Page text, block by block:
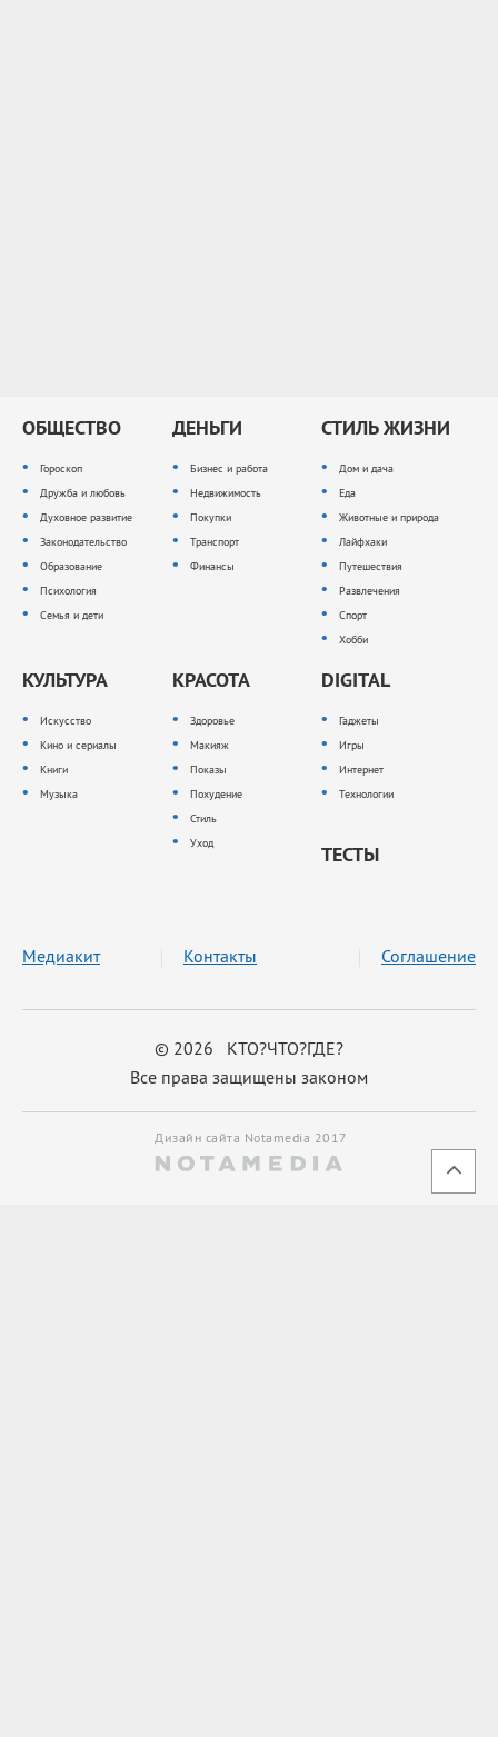
ОБЩЕСТВО
Гороскоп
Дружба и любовь
Духовное развитие
Законодательство
Образование
Психология
Семья и дети
ДЕНЬГИ
Бизнес и работа
Недвижимость
Покупки
Транспорт
Финансы
СТИЛЬ ЖИЗНИ
Дом и дача
Еда
Животные и природа
Лайфхаки
Путешествия
Развлечения
Спорт
Хобби
КУЛЬТУРА
Искусство
Кино и сериалы
Книги
Музыка
КРАСОТА
Здоровье
Макияж
Показы
Похудение
Стиль
Уход
DIGITAL
Гаджеты
Игры
Интернет
Технологии
ТЕСТЫ
© 2026 КТО?ЧТО?ГДЕ?
Все права защищены законом
Медиакит Контакты Соглашение
Дизайн сайта Notamedia 2017